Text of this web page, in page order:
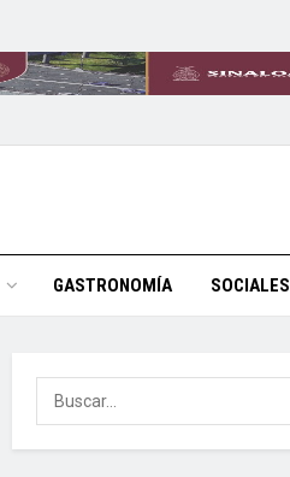
GASTRONOMÍA SOCIALES